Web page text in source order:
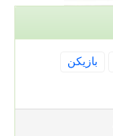
بازیكن